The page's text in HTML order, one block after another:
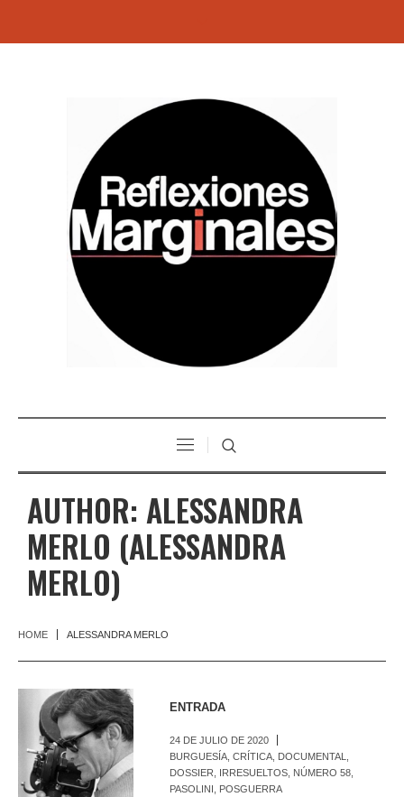
AUTHOR: ALESSANDRA
MERLO (ALESSANDRA
MERLO)
HOME ALESSANDRA MERLO
ENTRADA
24 DE JULIO DE 2020
BURGUESÍA ,CRÍTICA DOCUMENTAL
DOSSIER
IRRESUELTOS NÚMERO 58
PASOLINI
POSGUERRA